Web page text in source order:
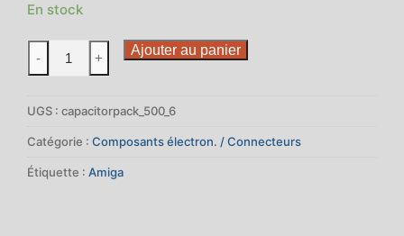
En stock
de
condensateurs
pour
500
- +
Ajouter au panier
UGS : capacitorpack_500_6
Catégorie : Composants électron. / Connecteurs
Étiquette : Amiga